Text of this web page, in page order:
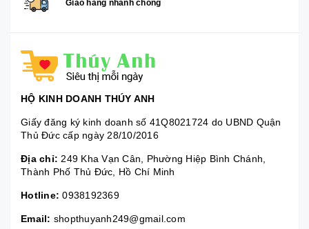
Giao hàng nhanh chóng
HỘ KINH DOANH THÚY ANH
Giấy đăng ký kinh doanh số 41Q8021724 do UBND Quận
Thủ Đức cấp ngày 28/10/2016
Địa chỉ: 249 Kha Vạn Cân, Phường Hiệp Bình Chánh,
Thành Phố Thủ Đức, Hồ Chí Minh
Hotline: 0938192369
Email: shopthuyanh249@gmail.com